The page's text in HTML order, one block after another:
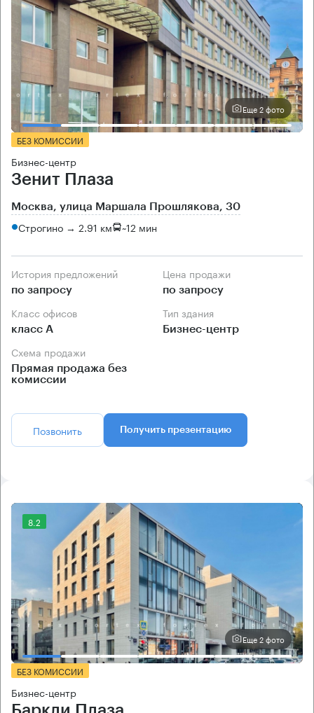
Еще 2 фото
БЕЗ КОМИССИИ
Бизнес-центр
Зенит Плаза
Москва, улица Маршала Прошлякова, 30
Строгино → 2.91 км ~12 мин
История предложений
по запросу
Цена продажи
по запросу
Класс офисов
класс А
Тип здания
Бизнес-центр
Схема продажи
Прямая продажа без
комиссии
Позвонить Получить презентацию
8.2
Еще 2 фото
БЕЗ КОМИССИИ
Бизнес-центр